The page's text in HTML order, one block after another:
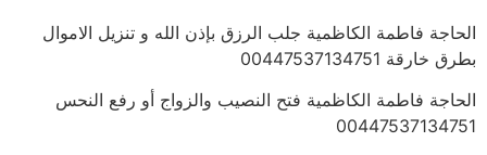
الحاجة فاطمة الكاظمية جلب الرزق بإذن الله و تنزيل الاموال
بطرق خارقة 00447537134751
الحاجة فاطمة الكاظمية فتح النصيب والزواج أو رفع النحس
00447537134751